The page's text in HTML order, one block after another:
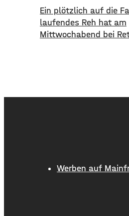
​​Ein plötzlich auf die
laufendes Reh hat am
Mittwochabend bei
seinem Moped
kam mit leichten
Werben auf